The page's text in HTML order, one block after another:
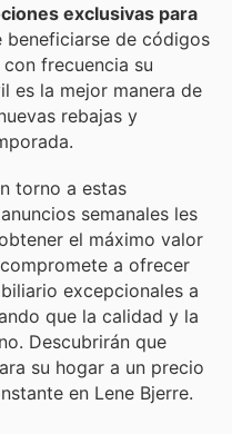
exclusivas para
de códigos
frecuencia su
es la mejor manera de
rebajas y
torno a estas
semanales les
el máximo valor
a ofrecer
excepcionales a
que la calidad y la
Descubrirán que
su hogar a un precio
en Lene Bjerre.